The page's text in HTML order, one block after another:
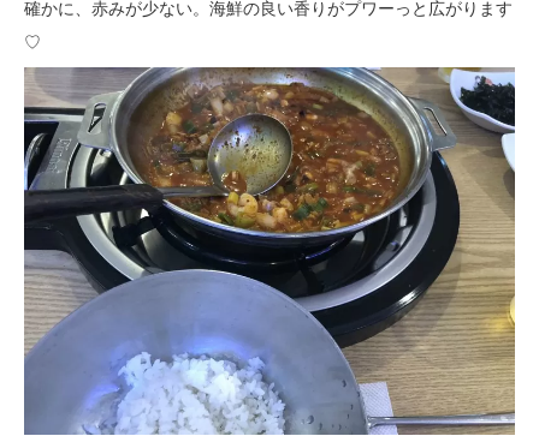
確かに、赤みが少ない。海鮮の良い香りがプワーっと広がります
♡